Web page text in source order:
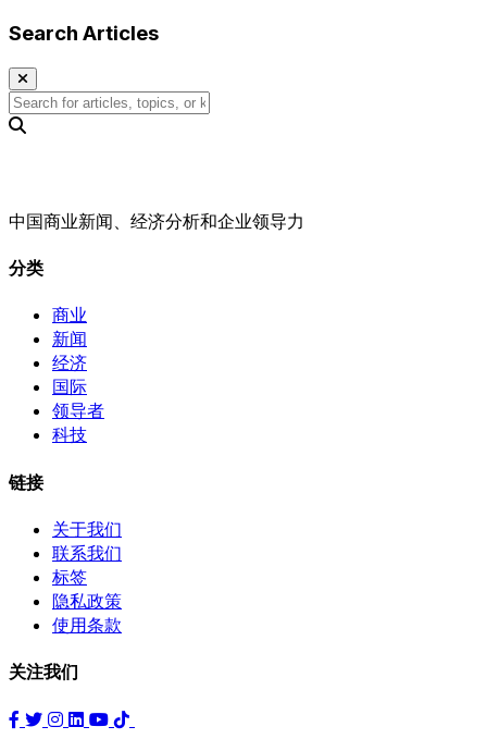
Search Articles
中国商业新闻、经济分析和企业领导力
分类
商业
新闻
经济
国际
领导者
科技
链接
关于我们
联系我们
标签
隐私政策
使用条款
关注我们